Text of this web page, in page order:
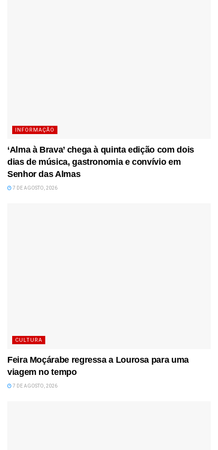
INFORMAÇÃO
‘Alma à Brava’ chega à quinta edição com dois
dias de música, gastronomia e convívio em
Senhor das Almas
7 DE AGOSTO, 2026
CULTURA
Feira Moçárabe regressa a Lourosa para uma
viagem no tempo
7 DE AGOSTO, 2026